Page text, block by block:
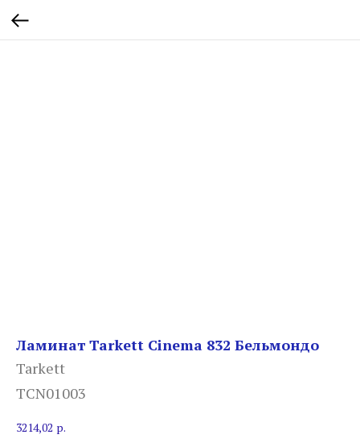
Ламинат Tarkett Cinema 832 Бельмондо
Tarkett
TCN01003
3214,02 р.